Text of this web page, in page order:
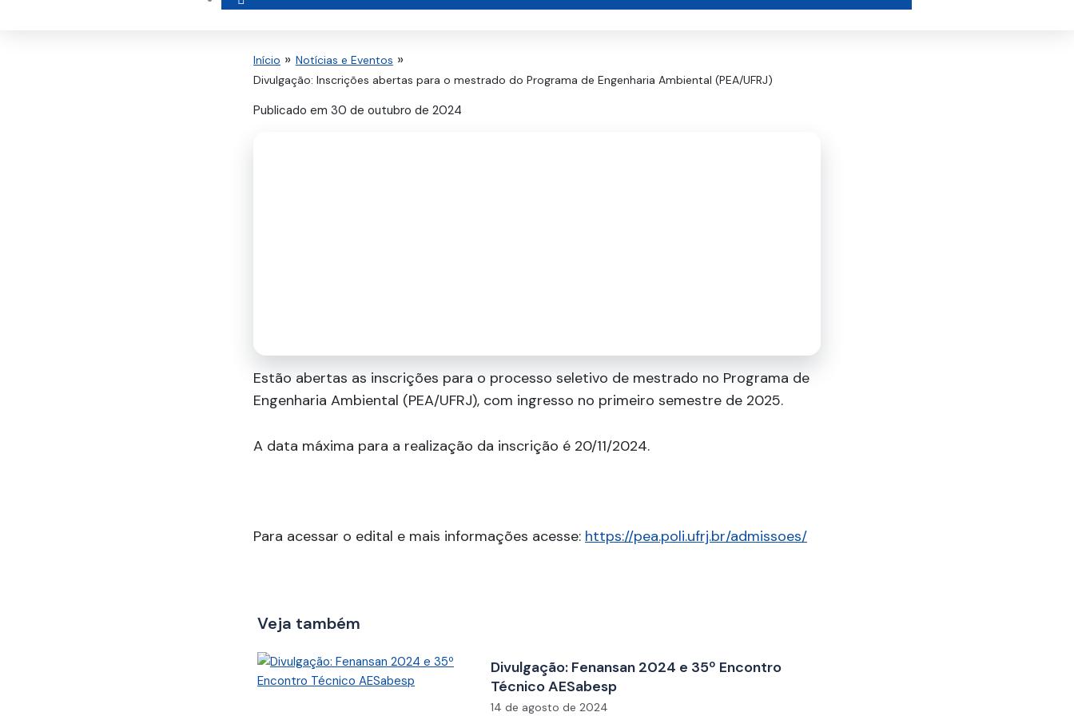
Início
Notícias e Eventos
Divulgação: Inscrições abertas para o mestrado do Programa de Engenharia Ambiental (PEA/UFRJ)
Publicado em 30 de outubro de 2024
Estão abertas as inscrições para o processo seletivo de mestrado no Programa de
Engenharia Ambiental (PEA/UFRJ), com ingresso no primeiro semestre de 2025.
A data máxima para a realização da inscrição é 20/11/2024.
Para acessar o edital e mais informações acesse: https://pea.poli.ufrj.br/admissoes/
Veja também
Divulgação: Fenansan 2024 e 35º Encontro
Técnico AESabesp
14 de agosto de 2024